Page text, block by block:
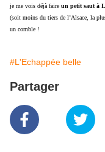
je me vois déjà faire un petit saut à
(soit moins du tiers de l’Alsace, la
un comble !
#L'Echappée belle
Partager